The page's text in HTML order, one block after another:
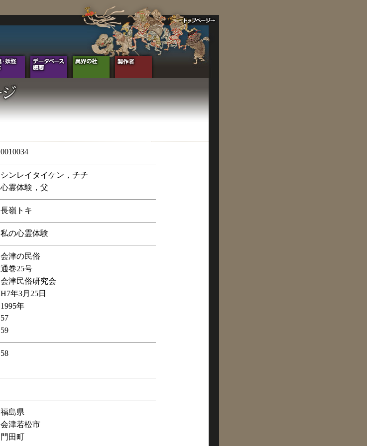
0010034
シンレイタイケン，チチ
心霊体験，父
長嶺トキ
私の心霊体験
会津の民俗
通巻25号
会津民俗研究会
H7年3月25日
1995年
57
59
58
福島県
会津若松市
門田町